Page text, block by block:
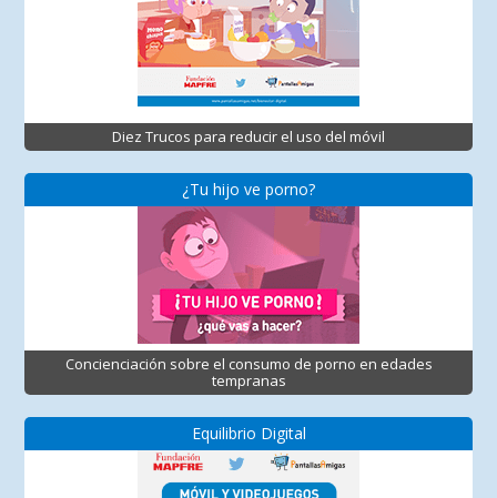
Diez Trucos para reducir el uso del móvil
¿Tu hijo ve porno?
Concienciación sobre el consumo de porno en edades
tempranas
Equilibrio Digital